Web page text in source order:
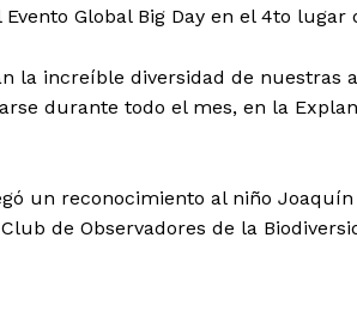
Global Big Day en el 4to lugar
la increíble diversidad de nuestras
durante todo el mes, en la
un reconocimiento al niño
de Observadores de la